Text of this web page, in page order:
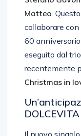
Matteo.
collaborare
60
eseguito dal trio
recentemente
Christmas in